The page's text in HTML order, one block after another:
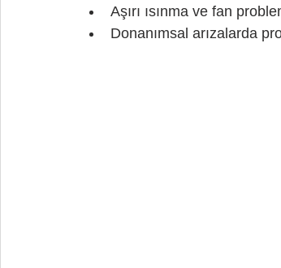
Aşırı ısınma ve fan
Donanımsal arızalarda